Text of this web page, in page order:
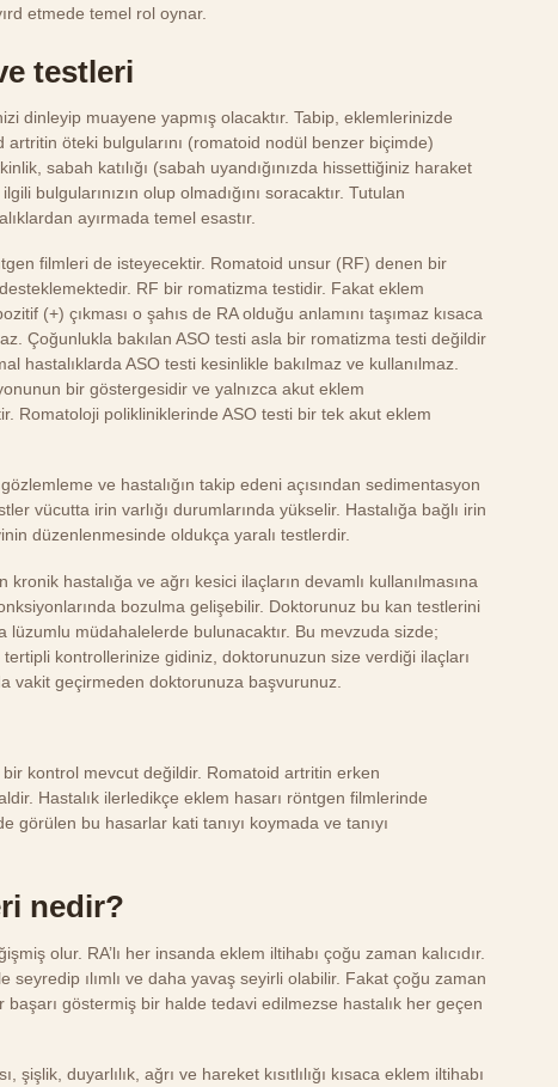
etmede temel rol oynar.
testleri
dinleyip muayene yapmış olacaktır. Tabip, eklemlerinizde
artritin öteki bulgularını (romatoid nodül benzer biçimde)
sabah katılığı (sabah uyandığınızda hissettiğiniz haraket
bulgularınızın olup olmadığını soracaktır. Tutulan
ayırmada temel esastır.
filmleri de isteyecektir. Romatoid unsur (RF) denen bir
RF bir romatizma testidir. Fakat eklem
(+) çıkması o şahıs de RA olduğu anlamını taşımaz kısaca
Çoğunlukla bakılan ASO testi asla bir romatizma testi değildir
hastalıklarda ASO testi kesinlikle bakılmaz ve kullanılmaz.
bir göstergesidir ve yalnızca akut eklem
Romatoloji polikliniklerinde ASO testi bir tek akut eklem
ve hastalığın takip edeni açısından sedimentasyon
vücutta irin varlığı durumlarında yükselir. Hastalığa bağlı irin
düzenlenmesinde oldukça yaralı testlerdir.
hastalığa ve ağrı kesici ilaçların devamlı kullanılmasına
bozulma gelişebilir. Doktorunuz bu kan testlerini
lüzumlu müdahalelerde bulunacaktır. Bu mevzuda sizde;
kontrollerinize gidiniz, doktorunuzun size verdiği ilaçları
vakit geçirmeden doktorunuza başvurunuz.
bir kontrol mevcut değildir. Romatoid artritin erken
Hastalık ilerledikçe eklem hasarı röntgen filmlerinde
görülen bu hasarlar kati tanıyı koymada ve tanıyı
nedir?
olur. RA’lı her insanda eklem iltihabı çoğu zaman kalıcıdır.
seyredip ılımlı ve daha yavaş seyirli olabilir. Fakat çoğu zaman
başarı göstermiş bir halde tedavi edilmezse hastalık her geçen
duyarlılık, ağrı ve hareket kısıtlılığı kısaca eklem iltihabı